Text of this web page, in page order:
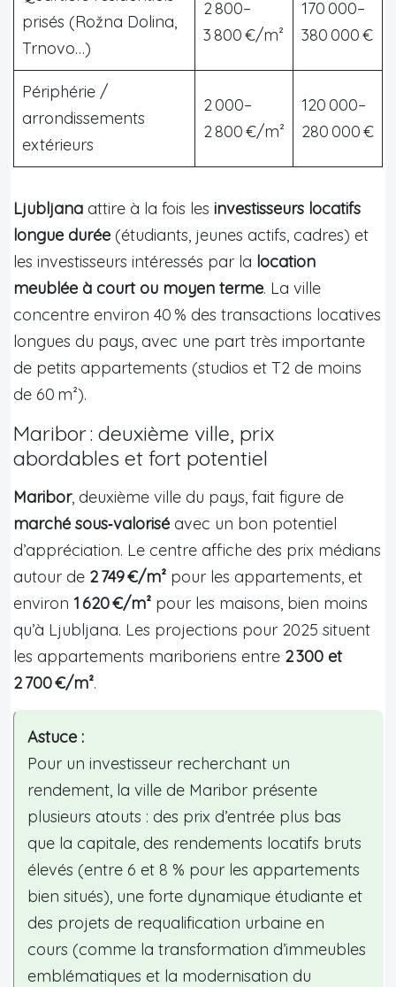
prisés (Rožna Dolina,
Trnovo…)
2 800–
3 800 €/m²
170 000–
380 000 €
Périphérie /
arrondissements
extérieurs
2 000–
2 800 €/m²
120 000–
280 000 €
Ljubljana attire à la fois les investisseurs locatifs
longue durée (étudiants, jeunes actifs, cadres) et
les investisseurs intéressés par la location
meublée à court ou moyen terme. La ville
concentre environ 40 % des transactions locatives
longues du pays, avec une part très importante
de petits appartements (studios et T2 de moins
de 60 m²).
Maribor : deuxième ville, prix
abordables et fort potentiel
Maribor, deuxième ville du pays, fait figure de
marché sous‑valorisé avec un bon potentiel
d’appréciation. Le centre affiche des prix médians
autour de 2 749 €/m² pour les appartements, et
environ 1 620 €/m² pour les maisons, bien moins
qu’à Ljubljana. Les projections pour 2025 situent
les appartements mariboriens entre 2 300 et
2 700 €/m².
Astuce :
Pour un investisseur recherchant un
rendement, la ville de Maribor présente
plusieurs atouts : des prix d’entrée plus bas
que la capitale, des rendements locatifs bruts
élevés (entre 6 et 8 % pour les appartements
bien situés), une forte dynamique étudiante et
des projets de requalification urbaine en
cours (comme la transformation d’immeubles
emblématiques et la modernisation du